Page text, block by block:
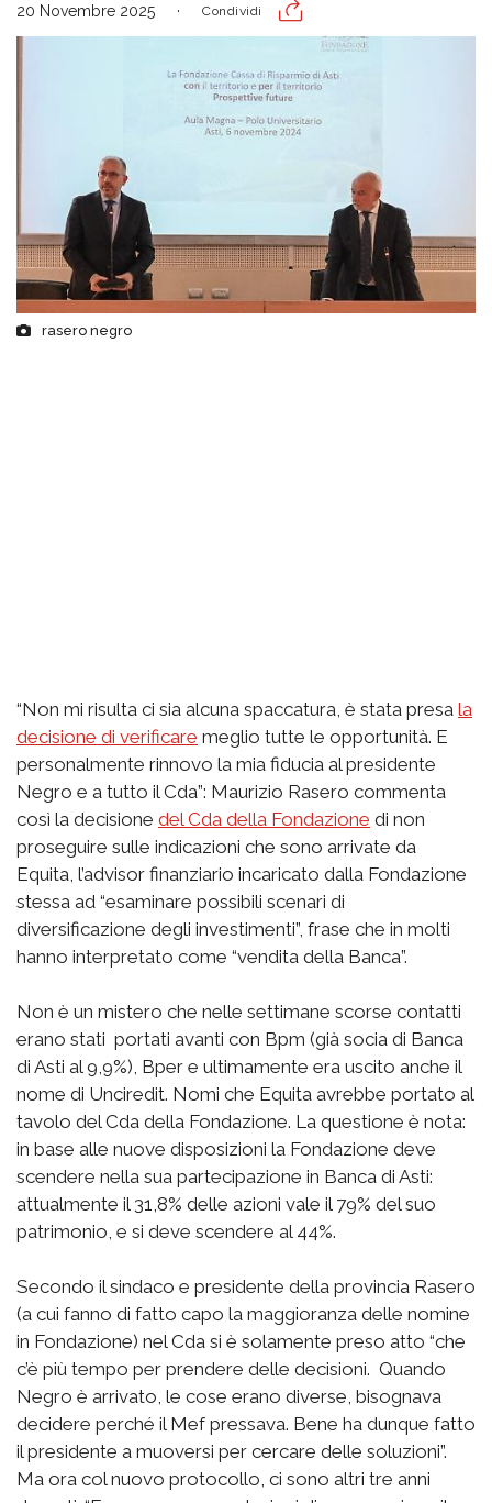
20 Novembre 2025 Condividi
rasero negro
“Non mi risulta ci sia alcuna spaccatura, è stata presa la
decisione di verificare meglio tutte le opportunità. E
personalmente rinnovo la mia fiducia al presidente
Negro e a tutto il Cda”: Maurizio Rasero commenta
così la decisione del Cda della Fondazione di non
proseguire sulle indicazioni che sono arrivate da
Equita, l’advisor finanziario incaricato dalla Fondazione
stessa ad “esaminare possibili scenari di
diversificazione degli investimenti”, frase che in molti
hanno interpretato come “vendita della Banca”.
Non è un mistero che nelle settimane scorse contatti
erano stati portati avanti con Bpm (già socia di Banca
di Asti al 9,9%), Bper e ultimamente era uscito anche il
nome di Unciredit. Nomi che Equita avrebbe portato al
tavolo del Cda della Fondazione. La questione è nota:
in base alle nuove disposizioni la Fondazione deve
scendere nella sua partecipazione in Banca di Asti:
attualmente il 31,8% delle azioni vale il 79% del suo
patrimonio, e si deve scendere al 44%.
Secondo il sindaco e presidente della provincia Rasero
(a cui fanno di fatto capo la maggioranza delle nomine
in Fondazione) nel Cda si è solamente preso atto “che
c’è più tempo per prendere delle decisioni. Quando
Negro è arrivato, le cose erano diverse, bisognava
decidere perché il Mef pressava. Bene ha dunque fatto
il presidente a muoversi per cercare delle soluzioni”.
Ma ora col nuovo protocollo, ci sono altri tre anni